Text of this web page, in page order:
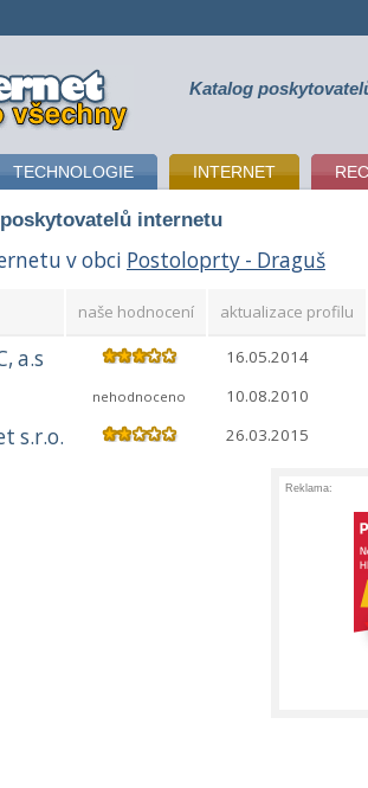
Katalog
TECHNOLOGIE INTERNET
internetu
v obci Postoloprty - Draguš
naše hodnocení aktualizace profilu
a.s 16.05.2014
nehodnoceno 10.08.2010
s.r.o. 26.03.2015
Reklama: